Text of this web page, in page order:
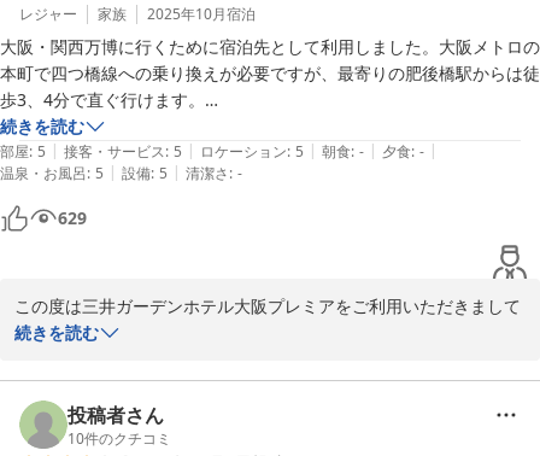
良い接客だったとのお褒めの言葉を賜り、大変光栄でございます。
いただきました貴重なご意見を参考に、今後ともお客様皆様にご満
足いただけるホテル作りを目指し日々精進して参ります。
またのご来館をスタッフ一同心よりお待ち申しあげております。
宿泊支配人
三井ガーデンホテル大阪プレミア
レジャー 家族 2025年10月宿泊
大阪・関西万博に行くために宿泊先として利用しました。大阪メトロの
本町で四つ橋線への乗り換えが必要ですが、最寄りの肥後橋駅からは徒
歩3、4分で直ぐ行けます。
部屋はとても綺麗でしたし、16階の大浴場がとても居心地が良くてお
気に入りです。
また別の機会で利用したいホテルでした。
続きを読む
部屋: 5 | 接客・サービス: 5 | ロケーション: 5 | 朝食: - | 夕食: - |
温泉・お風呂: 5 | 設備: 5 | 清潔さ: -
629
この度は三井ガーデンホテル大阪プレミアをご利用いただきまして
誠にありがとうございます。またご多忙の中、ご感想をお寄せいた
ご滞在はご満足いただけた様子が伺え、私どもも大変嬉しく思いま
す。
続きを読む
投稿者さん
10件のクチコミ